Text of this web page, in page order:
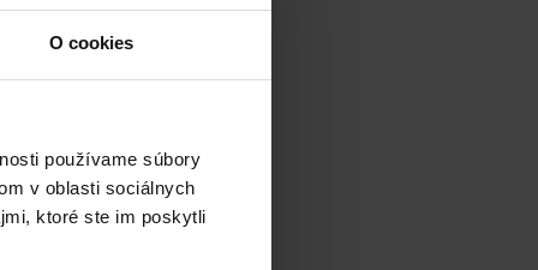
O cookies
používame súbory
v oblasti sociálnych
ktoré ste im poskytli